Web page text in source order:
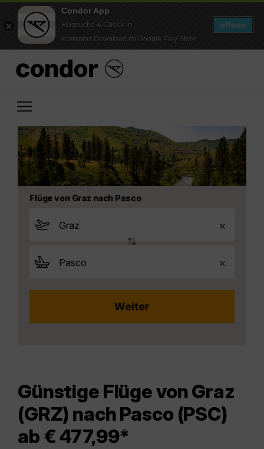
Condor App
Flugsuche & Check-in
kostenlos Download im Google Play Store
öffnen
Flüge von Graz nach Pasco
Günstige Flüge von Graz
(GRZ) nach Pasco (PSC)
ab € 477,99*